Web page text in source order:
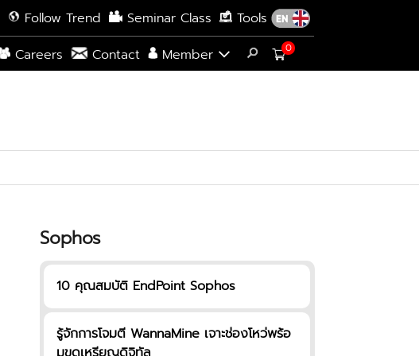
Follow Trend Seminar Class
Tools
Careers Contact Member 0
Sophos
10 คุณสมบัติ EndPoint Sophos
รู้จักการโจมตี WannaMine เจาะช่องโหว่พร้อ